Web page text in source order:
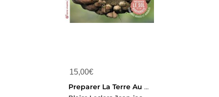
15,00€
Preparer La Terre Au Potager : Preserver Le Sol Et La Biodiversite